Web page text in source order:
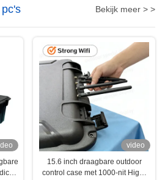
Bekijk meer > >
video
15.6 inch draagbare outdoor
control case met 1000-nit High-